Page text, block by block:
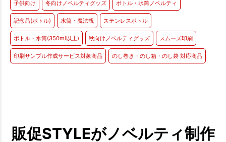
子供向け 冬向けノベルティグッズ ボトル・水筒ノベルティ
記念品(ボトル) 水筒・魔法瓶 ステンレスボトル
ボトル・水筒(350ml以上) 秋向けノベルティグッズ スムーズ印刷
印刷サンプル作成サービス対象商品 のし巻き・のし箱・のし袋 対応商品
販促STYLEがノベルティ制作